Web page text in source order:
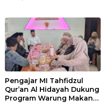
Pengajar MI Tahfidzul
Qur’an Al Hidayah Dukung
Program Warung Makan